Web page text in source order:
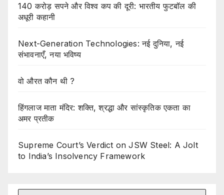
140 करोड़ सपने और विश्व कप की दूरी: भारतीय फुटबॉल की
अधूरी कहानी
Next-Generation Technologies: नई दुनिया, नई
संभावनाएँ, नया भविष्य
वो औरत कौन थी ?
हिंगलाज माता मंदिर: शक्ति, श्रद्धा और सांस्कृतिक एकता का
अमर प्रतीक
Supreme Court’s Verdict on JSW Steel: A Jolt
to India’s Insolvency Framework